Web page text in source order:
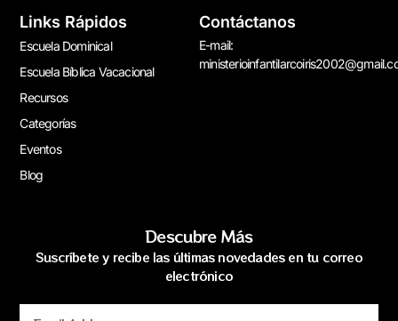
Links Rápidos
Escuela Dominical
Escuela Bíblica Vacacional
Recursos
Categorías
Eventos
Blog
Contáctanos
E-mail:
Descubre Más
Suscríbete y recibe las últimas novedades en tu correo
electrónico